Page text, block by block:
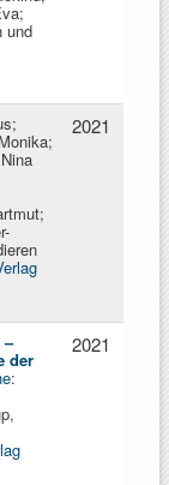
und
2021
–
der
:
2021